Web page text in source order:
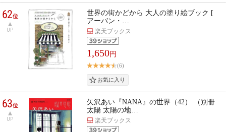
62位
UP
世界の街かどから 大人の塗り絵ブック [
アーバン・…
楽天ブックス
1,650円
(6)
63位
UP
矢沢あい『NANA』の世界（42） （別冊
太陽 太陽の地…
楽天ブックス